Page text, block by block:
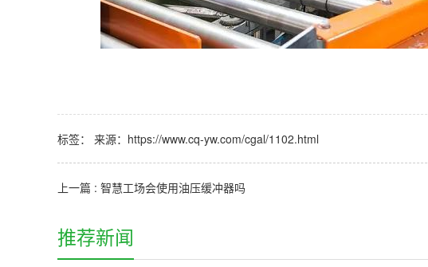
标签： 来源：https://www.cq-yw.com/cgal/1102.html
上一篇 : 智慧工场会使用油压缓冲器吗
推荐新闻